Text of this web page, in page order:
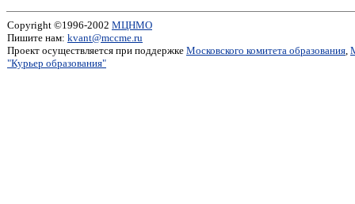
Copyright ©1996-2002 МЦНМО
Пишите нам: kvant@mccme.ru
Проект осуществляется при поддержке Московского комитета образования,
"Курьер образования"